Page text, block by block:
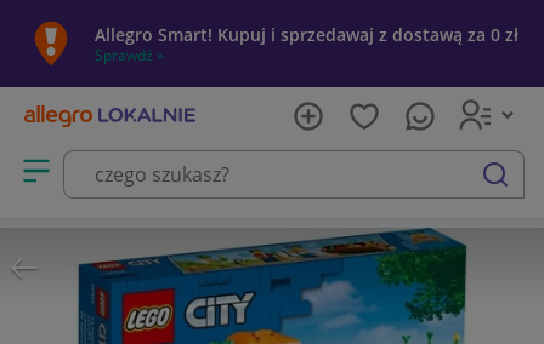
Allegro Smart! Kupuj i sprzedawaj z dostawą za 0 zł
Sprawdź »
Otwórz menu z kategoriami
szukaj